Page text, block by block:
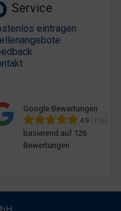
Service
eintragen
Google Bewertungen
4.9 (126)
basierend auf 126
Bewertungen